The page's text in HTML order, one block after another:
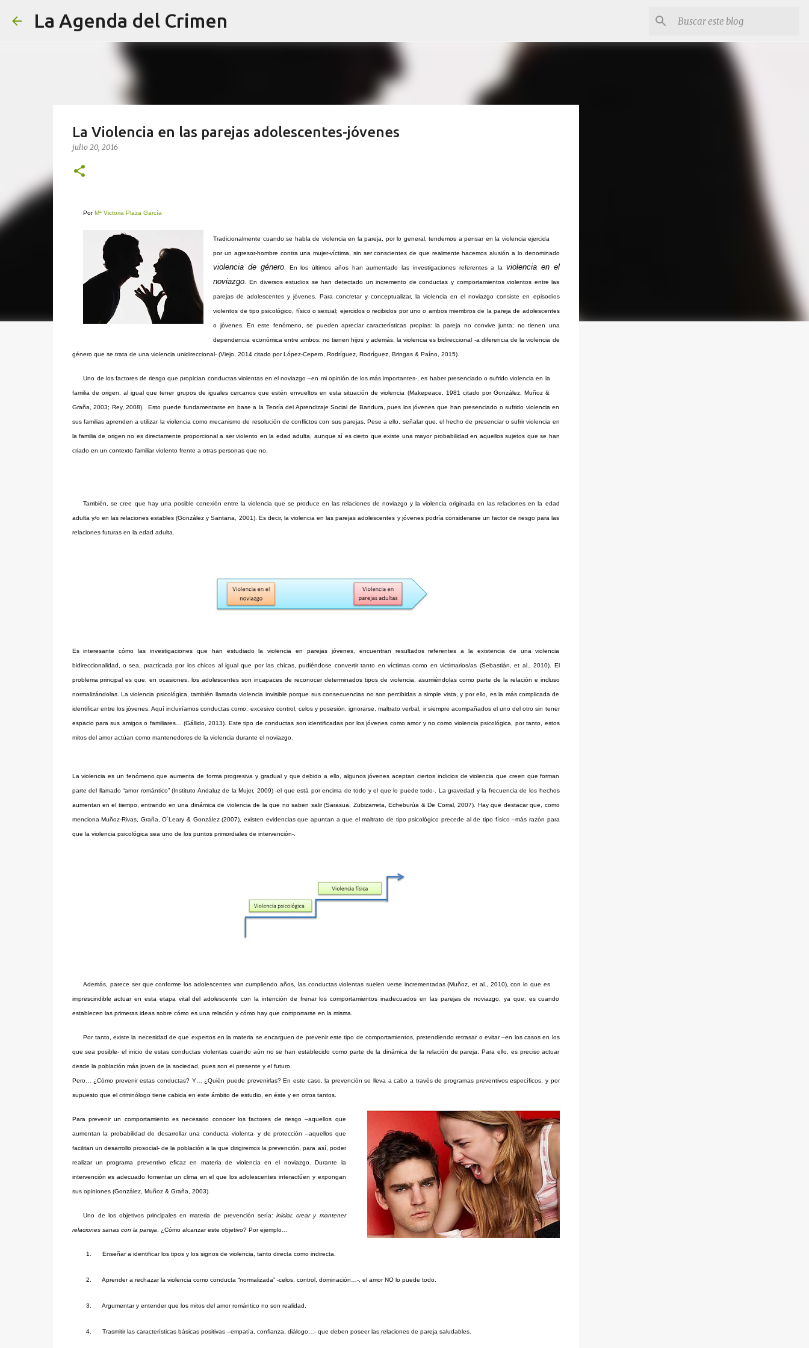
La Agenda del Crimen
La Violencia en las parejas adolescentes-jóvenes
julio 20, 2016
PorMª Victoria Plaza García
Tradicionalmente cuando se habla de violencia en la pareja, por lo general, tendemos a pensar en la violencia ejercida
por un agresor-hombre contra una mujer-víctima, sin ser conscientes de que realmente hacemos alusión a lo denominado
violencia de género. En los últimos años han aumentado las investigaciones referentes a la violencia en el
noviazgo . En diversos estudios se han detectado un incremento de conductas y comportamientos violentos entre las
parejas de adolescentes y jóvenes. Para concretar y conceptualizar, la violencia en el noviazgo consiste en episodios
violentos de tipo psicológico, físico o sexual; ejercidos o recibidos por uno o ambos miembros de la pareja de adolescentes
o jóvenes. En este fenómeno, se pueden apreciar características propias: la pareja no convive junta; no tienen una
dependencia económica entre ambos; no tienen hijos y además, la violencia es bidireccional -a diferencia de la violencia de
género que se trata de una violencia unidireccional- (Viejo, 2014 citado por López-Cepero, Rodríguez, Rodríguez, Bringas & Paíno, 2015).
Uno de los factores de riesgo que propician conductas violentas en el noviazgo –en mi opinión de los más importantes-, es haber presenciado o sufrido violencia en la
familia de origen, al igual que tener grupos de iguales cercanos que estén envueltos en esta situación de violencia (Makepeace, 1981 citado por González, Muñoz &
Graña, 2003; Rey, 2008). Esto puede fundamentarse en base a la Teoría del Aprendizaje Social de Bandura, pues los jóvenes que han presenciado o sufrido violencia en
sus familias aprenden a utilizar la violencia como mecanismo de resolución de conflictos con sus parejas. Pese a ello, señalar que, el hecho de presenciar o sufrir violencia en
la familia de origen no es directamente proporcional a ser violento en la edad adulta, aunque sí es cierto que existe una mayor probabilidad en aquellos sujetos que se han
criado en un contexto familiar violento frente a otras personas que no.
También, se cree que hay una posible conexión entre la violencia que se produce en las relaciones de noviazgo y la violencia originada en las relaciones en la edad
adulta y/o en las relaciones estables (González y Santana, 2001). Es decir, la violencia en las parejas adolescentes y jóvenes podría considerarse un factor de riesgo para las
relaciones futuras en la edad adulta.
Es interesante cómo las investigaciones que han estudiado la violencia en parejas jóvenes, encuentran resultados referentes a la existencia de una violencia
bidireccionalidad, o sea, practicada por los chicos al igual que por las chicas, pudiéndose convertir tanto en víctimas como en victimarios/as (Sebastián, et al., 2010). El
problema principal es que, en ocasiones, los adolescentes son incapaces de reconocer determinados tipos de violencia, asumiéndolas como parte de la relación e incluso
normalizándolas. La violencia psicológica, también llamada violencia invisible porque sus consecuencias no son percibidas a simple vista, y por ello, es la más complicada de
identificar entre los jóvenes. Aquí incluiríamos conductas como: excesivo control, celos y posesión, ignorarse, maltrato verbal, ir siempre acompañados el uno del otro sin tener
espacio para sus amigos o familiares… (Gállido, 2013). Este tipo de conductas son identificadas por los jóvenes como amor y no como violencia psicológica, por tanto, estos
mitos del amor actúan como mantenedores de la violencia durante el noviazgo.
La violencia es un fenómeno que aumenta de forma progresiva y gradual y que debido a ello, algunos jóvenes aceptan ciertos indicios de violencia que creen que forman
parte del llamado “amor romántico” (Instituto Andaluz de la Mujer, 2009) -el que está por encima de todo y el que lo puede todo-. La gravedad y la frecuencia de los hechos
aumentan en el tiempo, entrando en una dinámica de violencia de la que no saben salir (Sarasua, Zubizarreta, Echeburúa & De Corral, 2007). Hay que destacar que, como
menciona Muñoz-Rivas, Graña, O´Leary & González (2007), existen evidencias que apuntan a que el maltrato de tipo psicológico precede al de tipo físico –más razón para
que la violencia psicológica sea uno de los puntos primordiales de intervención-.
Además, parece ser que conforme los adolescentes van cumpliendo años, las conductas violentas suelen verse incrementadas (Muñoz, et al., 2010), con lo que es
imprescindible actuar en esta etapa vital del adolescente con la intención de frenar los comportamientos inadecuados en las parejas de noviazgo, ya que, es cuando
establecen las primeras ideas sobre cómo es una relación y cómo hay que comportarse en la misma.
Por tanto, existe la necesidad de que expertos en la materia se encarguen de prevenir este tipo de comportamientos, pretendiendo retrasar o evitar –en los casos en los
que sea posible- el inicio de estas conductas violentas cuando aún no se han establecido como parte de la dinámica de la relación de pareja. Para ello, es preciso actuar
desde la población más joven de la sociedad, pues son el presente y el futuro.
Pero… ¿Cómo prevenir estas conductas? Y… ¿Quién puede prevenirlas? En este caso, la prevención se lleva a cabo a través de programas preventivos específicos, y por
supuesto que el criminólogo tiene cabida en este ámbito de estudio, en éste y en otros tantos.
Para prevenir un comportamiento es necesario conocer los factores de riesgo –aquellos que
aumentan la probabilidad de desarrollar una conducta violenta- y de protección –aquellos que
facilitan un desarrollo prosocial- de la población a la que dirigiremos la prevención, para así, poder
realizar un programa preventivo eficaz en materia de violencia en el noviazgo. Durante la
intervención es adecuado fomentar un clima en el que los adolescentes interactúen y expongan
sus opiniones (González, Muñoz & Graña, 2003).
Uno de los objetivos principales en materia de prevención sería:iniciar, crear y mantener
relaciones sanas con la pareja . ¿Cómo alcanzar este objetivo? Por ejemplo…
1. Enseñar a identificar los tipos y los signos de violencia, tanto directa como indirecta.
2. Aprender a rechazar la violencia como conducta “normalizada” -celos, control, dominación…-, el amor NO lo puede todo.
3. Argumentar y entender que los mitos del amor romántico no son realidad.
4. Trasmitir las características básicas positivas –empatía, confianza, diálogo…- que deben poseer las relaciones de pareja saludables.